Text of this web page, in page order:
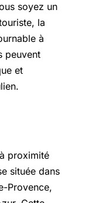
soyez un
la
à
peuvent
et
proximité
située dans
Provence,